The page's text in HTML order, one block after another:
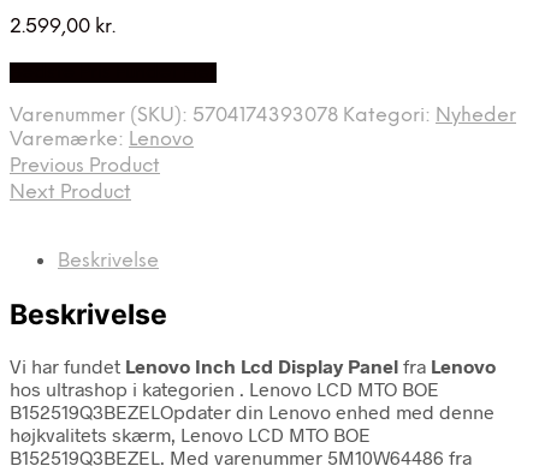
2.599,00 kr.
Varenummer (SKU): 5704174393078 Kategori: Nyheder
Varemærke: Lenovo
Previous Product
Next Product
Beskrivelse
Beskrivelse
Vi har fundet Lenovo Inch Lcd Display Panel fra Lenovo
hos ultrashop i kategorien . Lenovo LCD MTO BOE
B152519Q3BEZELOpdater din Lenovo enhed med denne
højkvalitets skærm, Lenovo LCD MTO BOE
B152519Q3BEZEL. Med varenummer 5M10W64486 fra